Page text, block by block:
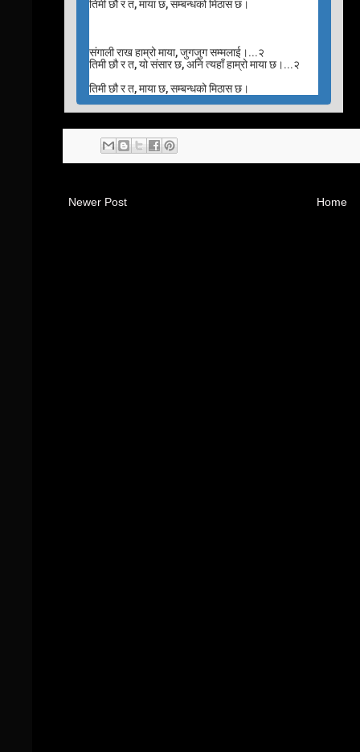
तिमी छौ र त, माया छ, सम्बन्धको मिठास छ।
संगाली राख हाम्रो माया, जुगजुग सम्मलाई।...२
तिमी छौ र त, यो संसार छ, अनि त्यहाँ हाम्रो माया छ।...२
तिमी छौ र त, माया छ, सम्बन्धको मिठास छ।
Newer Post Home